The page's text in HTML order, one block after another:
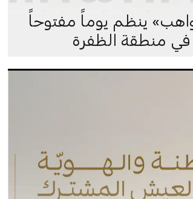
ينظم يوماً مفتوحاً
في منطقة الظفرة